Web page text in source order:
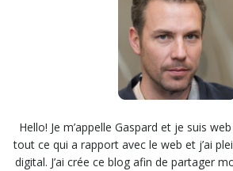
Hello! Je m’appelle Gaspard et je suis
tout ce qui a rapport avec le web et j’ai
digital. J’ai crée ce blog afin de partager